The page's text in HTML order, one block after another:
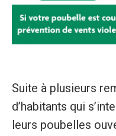
Suite à plusieurs
d’habitants qui
leurs poubelles